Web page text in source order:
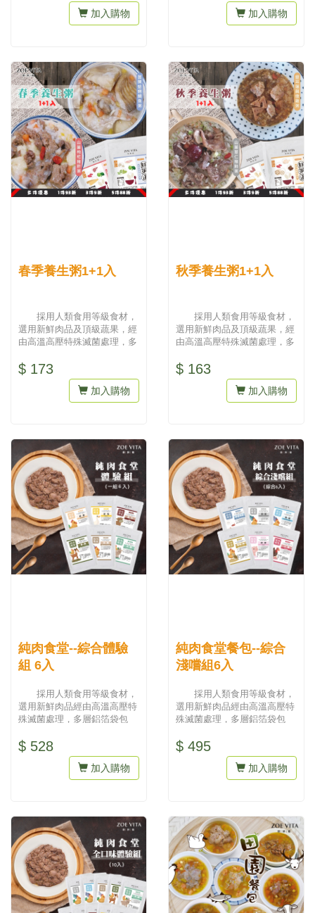
加入購物 加入購物
春季養生粥1+1入
採用人類食用等級食材，
選用新鮮肉品及頂級蔬果，經
由高溫高壓特殊滅菌處理，多
味，提...
$ 173
加入購物
秋季養生粥1+1入
採用人類食用等級食材，
選用新鮮肉品及頂級蔬果，經
由高溫高壓特殊滅菌處理，多
味，提...
$ 163
加入購物
純肉食堂--綜合體驗
組 6入
採用人類食用等級食材，
選用新鮮肉品經由高溫高壓特
殊滅菌處理，多層鋁箔袋包
即食、...
$ 528
加入購物
純肉食堂餐包--綜合
淺嚐組6入
採用人類食用等級食材，
選用新鮮肉品經由高溫高壓特
殊滅菌處理，多層鋁箔袋包
即食、...
$ 495
加入購物